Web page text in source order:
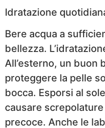
Idratazione
Bere acqua a
bellezza.
All’esterno, un buon
proteggere la pelle
bocca. Esporsi al
causare
precoce. Anche le